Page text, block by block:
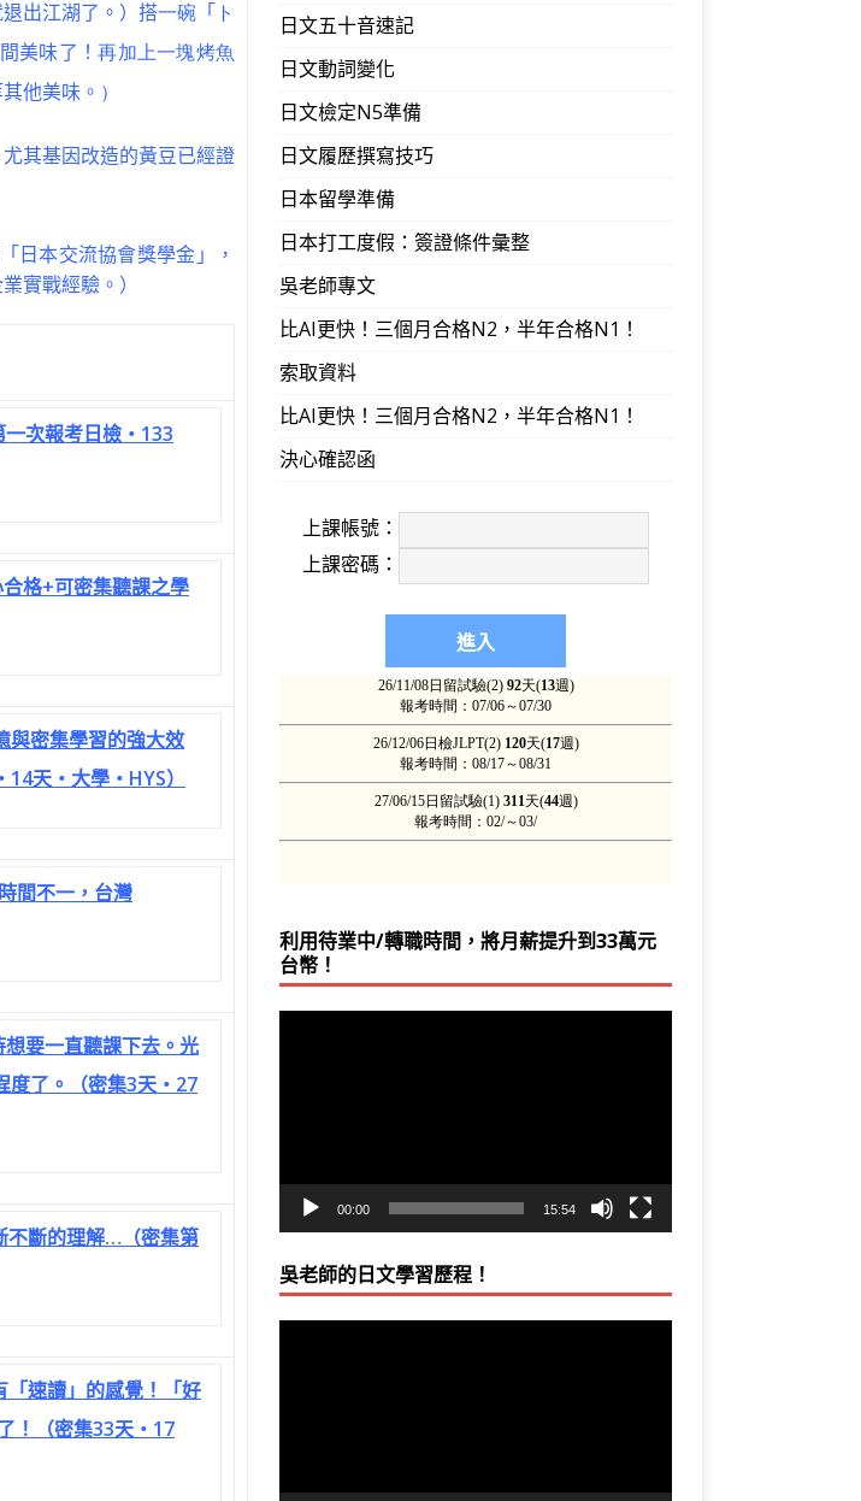
出江湖了。）搭一碗 「 ト
美味了！再加上一塊烤魚
其他美味。 ）
其基因改造的黃豆已經證
日本交流協會獎學金」，
實戰經驗。）
一次報考日檢‧133
格+可密集聽課之學
與密集學習的強大效
天‧大學‧HYS）
間不一，台灣
要一直聽課下去。光
度了。（密集3天‧27
不斷的理解…（密集第
速讀」的感覺！「好
！（密集33天‧17
日文五十音速記
日文動詞變化
日文檢定N5準備
日文履歷撰寫技巧
日本留學準備
日本打工度假：簽證條件彙整
吳老師專文
比AI更快！三個月合格N2，半年合格N1！
索取資料
比AI更快！三個月合格N2，半年合格N1！
決心確認函
上課帳號：
上課密碼：
利用待業中/轉職時間，將月薪提升到33萬元
台幣！
00:00 15:54
吳老師的日文學習歷程！